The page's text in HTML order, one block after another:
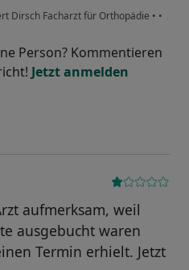
Dirsch Facharzt für Orthopädie • •
Person? Kommentieren
Jetzt anmelden
aufmerksam, weil
ausgebucht waren
Termin erhielt. Jetzt